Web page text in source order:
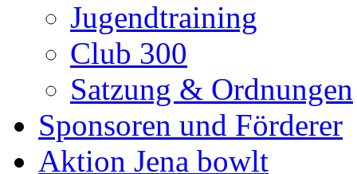
Jugendtraining
Club 300
Satzung & Ordnungen
Sponsoren und Förderer
Aktion Jena bowlt